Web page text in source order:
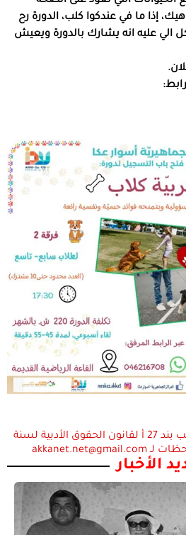
إذا ما في عندكوا كلب، الدورة رح
الي عليه انه يشارك بالدورة ويعيش
استعمال المضامين بموجب بند 27 أ لقانون الحقوق الأدبية لسنة
الأخبار